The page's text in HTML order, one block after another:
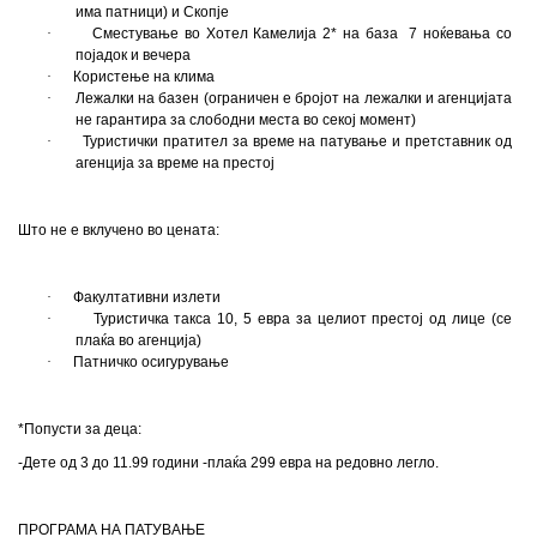
има патници) и Скопје
·
Сместување во Хотел Камелија 2* на база
7 ноќевања со
појадок и вечера
·
Користење на клима
·
Лежалки на базен (ограничен е бројот на лежалки и агенцијата
не гарантира за слободни места во секој момент)
·
Туристички пратител за време на патување и претставник од
агенција за време на престој
Што не е вклучено во цената:
·
Факултативни излети
·
Туристичка такса 10, 5 евра за целиот престој од лице (се
плаќа во агенција)
·
Патничко осигурување
*Попусти за деца:
-Дете од 3 до 11.99 години -плаќа 299 евра на редовно легло.
ПРОГРАМА НА ПАТУВАЊЕ